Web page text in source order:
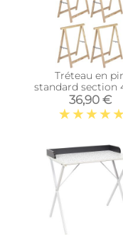
Tréteau en
standard section
mm (Lot de 4 )
36,90 €